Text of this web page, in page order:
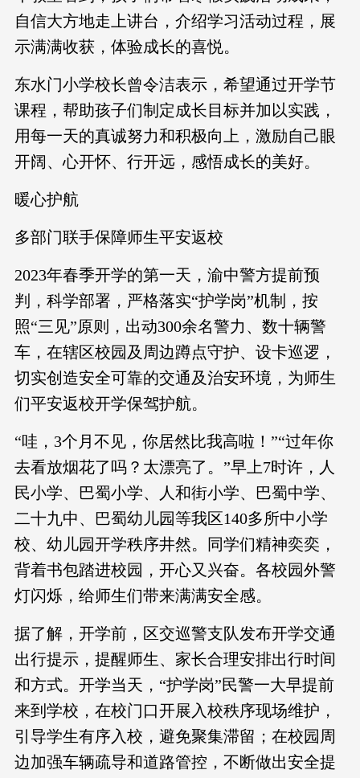
自信大方地走上讲台，介绍学习活动过程，展
示满满收获，体验成长的喜悦。
东水门小学校长曾令洁表示，希望通过开学节
课程，帮助孩子们制定成长目标并加以实践，
用每一天的真诚努力和积极向上，激励自己眼
开阔、心开怀、行开远，感悟成长的美好。
暖心护航
多部门联手保障师生平安返校
2023年春季开学的第一天，渝中警方提前预
判，科学部署，严格落实“护学岗”机制，按
照“三见”原则，出动300余名警力、数十辆警
车，在辖区校园及周边蹲点守护、设卡巡逻，
切实创造安全可靠的交通及治安环境，为师生
们平安返校开学保驾护航。
“哇，3个月不见，你居然比我高啦！”“过年你
去看放烟花了吗？太漂亮了。”早上7时许，人
民小学、巴蜀小学、人和街小学、巴蜀中学、
二十九中、巴蜀幼儿园等我区140多所中小学
校、幼儿园开学秩序井然。同学们精神奕奕，
背着书包踏进校园，开心又兴奋。各校园外警
灯闪烁，给师生们带来满满安全感。
据了解，开学前，区交巡警支队发布开学交通
出行提示，提醒师生、家长合理安排出行时间
和方式。开学当天，“护学岗”民警一大早提前
来到学校，在校门口开展入校秩序现场维护，
引导学生有序入校，避免聚集滞留；在校园周
边加强车辆疏导和道路管控，不断做出安全提